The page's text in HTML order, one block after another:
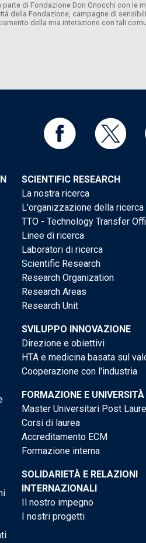
di Fondazione Don Gnocchi con
della Fondazione, campagne di
della mia interazione con tali
SCIENTIFIC RESEARCH
La nostra ricerca
L'organizzazione della ricerca
TTO - Technology Transfer
Linee di ricerca
Laboratori di ricerca
Scientific Research
Research Organization
Research Areas
Research Unit
SVILUPPO INNOVAZIONE
Direzione e obiettivi
HTA e medicina basata sul
Cooperazione con l'industria
FORMAZIONE E UNIVERSITÀ
Master Universitari Post
Corsi di laurea
Accreditamento ECM
Formazione interna
SOLIDARIETÀ E RELAZIONI
INTERNAZIONALI
Il nostro impegno
I nostri progetti